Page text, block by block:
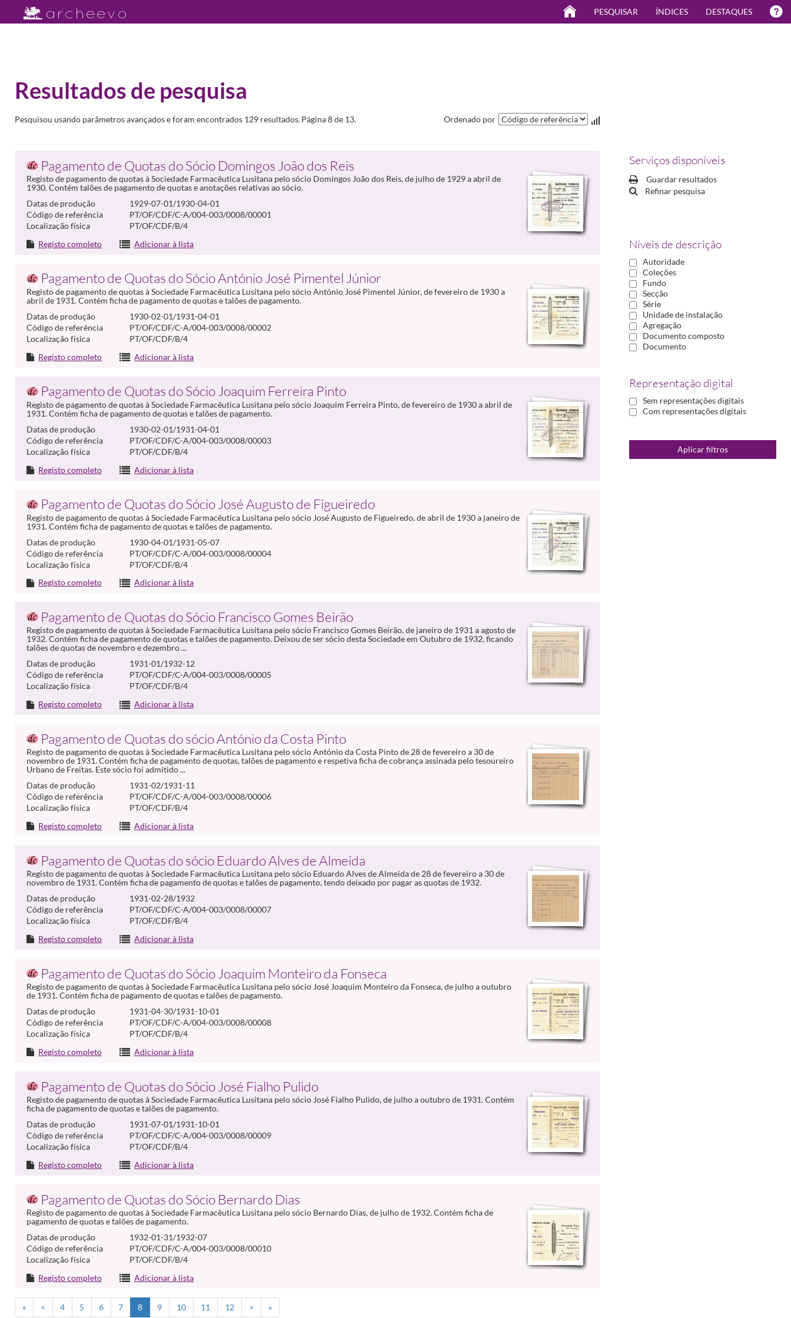
PESQUISAR ÍNDICES DESTAQUES
Resultados de pesquisa
Serviços disponíveis
Guardar resultados
Refinar pesquisa
Níveis de descrição
Autoridade
Coleções
Fundo
Secção
Série
Unidade de instalação
Agregação
Documento composto
Documento
Representação digital
Sem representações digitais
Com representações digitais
Pesquisou usando parâmetros avançados e foram encontrados 129 resultados.Página 8 de 13. Ordenado por
Pagamento de Quotas do Sócio Domingos João dos Reis
Registo de pagamento de quotas à Sociedade Farmacêutica Lusitana pelo sócio Domingos João dos Reis, de julho de 1929 a abril de
1930. Contém talões de pagamento de quotas e anotações relativas ao sócio.
Datas de produção
1929-07-01/1930-04-01
Código de referência
PT/OF/CDF/C-A/004-003/0008/00001
Localização física
PT/OF/CDF/B/4
Registo completo
Adicionar à lista
Pagamento de Quotas do Sócio António José Pimentel Júnior
Registo de pagamento de quotas à Sociedade Farmacêutica Lusitana pelo sócio António José Pimentel Júnior, de fevereiro de 1930 a
abril de 1931. Contém ficha de pagamento de quotas e talões de pagamento.
Datas de produção
1930-02-01/1931-04-01
Código de referência
PT/OF/CDF/C-A/004-003/0008/00002
Localização física
PT/OF/CDF/B/4
Registo completo
Adicionar à lista
Pagamento de Quotas do Sócio Joaquim Ferreira Pinto
Registo de pagamento de quotas à Sociedade Farmacêutica Lusitana pelo sócio Joaquim Ferreira Pinto, de fevereiro de 1930 a abril de
1931. Contém ficha de pagamento de quotas e talões de pagamento.
Datas de produção
1930-02-01/1931-04-01
Código de referência
PT/OF/CDF/C-A/004-003/0008/00003
Localização física
PT/OF/CDF/B/4
Registo completo
Adicionar à lista
Pagamento de Quotas do Sócio José Augusto de Figueiredo
Registo de pagamento de quotas à Sociedade Farmacêutica Lusitana pelo sócio José Augusto de Figueiredo, de abril de 1930 a janeiro de
1931. Contém ficha de pagamento de quotas e talões de pagamento.
Datas de produção
1930-04-01/1931-05-07
Código de referência
PT/OF/CDF/C-A/004-003/0008/00004
Localização física
PT/OF/CDF/B/4
Registo completo
Adicionar à lista
Pagamento de Quotas do Sócio Francisco Gomes Beirão
Registo de pagamento de quotas à Sociedade Farmacêutica Lusitana pelo sócio Francisco Gomes Beirão, de janeiro de 1931 a agosto de
1932. Contém ficha de pagamento de quotas e talões de pagamento. Deixou de ser sócio desta Sociedade em Outubro de 1932, ficando
talões de quotas de novembro e dezembro ...
Datas de produção
1931-01/1932-12
Código de referência
PT/OF/CDF/C-A/004-003/0008/00005
Localização física
PT/OF/CDF/B/4
Registo completo
Adicionar à lista
Pagamento de Quotas do sócio António da Costa Pinto
Registo de pagamento de quotas à Sociedade Farmacêutica Lusitana pelo sócio António da Costa Pinto de 28 de fevereiro a 30 de
novembro de 1931. Contém ficha de pagamento de quotas, talões de pagamento e respetiva ficha de cobrança assinada pelo tesoureiro
Urbano de Freitas. Este sócio foi admitido ...
Datas de produção
1931-02/1931-11
Código de referência
PT/OF/CDF/C-A/004-003/0008/00006
Localização física
PT/OF/CDF/B/4
Registo completo
Adicionar à lista
Pagamento de Quotas do sócio Eduardo Alves de Almeida
Registo de pagamento de quotas à Sociedade Farmacêutica Lusitana pelo sócio Eduardo Alves de Almeida de 28 de fevereiro a 30 de
novembro de 1931. Contém ficha de pagamento de quotas e talões de pagamento, tendo deixado por pagar as quotas de 1932.
Datas de produção
1931-02-28/1932
Código de referência
PT/OF/CDF/C-A/004-003/0008/00007
Localização física
PT/OF/CDF/B/4
Registo completo
Adicionar à lista
Pagamento de Quotas do Sócio Joaquim Monteiro da Fonseca
Registo de pagamento de quotas à Sociedade Farmacêutica Lusitana pelo sócio José Joaquim Monteiro da Fonseca, de julho a outubro
de 1931. Contém ficha de pagamento de quotas e talões de pagamento.
Datas de produção
1931-04-30/1931-10-01
Código de referência
PT/OF/CDF/C-A/004-003/0008/00008
Localização física
PT/OF/CDF/B/4
Registo completo
Adicionar à lista
Pagamento de Quotas do Sócio José Fialho Pulido
Registo de pagamento de quotas à Sociedade Farmacêutica Lusitana pelo sócio José Fialho Pulido, de julho a outubro de 1931. Contém
ficha de pagamento de quotas e talões de pagamento.
Datas de produção
1931-07-01/1931-10-01
Código de referência
PT/OF/CDF/C-A/004-003/0008/00009
Localização física
PT/OF/CDF/B/4
Registo completo
Adicionar à lista
Pagamento de Quotas do Sócio Bernardo Dias
Registo de pagamento de quotas à Sociedade Farmacêutica Lusitana pelo sócio Bernardo Dias, de julho de 1932. Contém ficha de
pagamento de quotas e talões de pagamento.
Datas de produção
1932-01-31/1932-07
Código de referência
PT/OF/CDF/C-A/004-003/0008/00010
Localização física
PT/OF/CDF/B/4
Registo completo
Adicionar à lista
« < 4 5 6 7 8 9 10 11 12 > »